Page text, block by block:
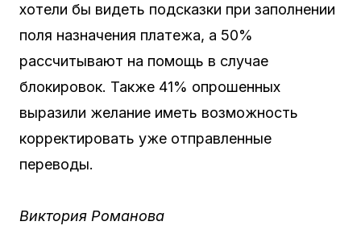
хотели бы видеть подсказки при заполнении
поля назначения платежа, а 50%
рассчитывают на помощь в случае
блокировок. Также 41% опрошенных
выразили желание иметь возможность
корректировать уже отправленные
переводы.
Виктория Романова